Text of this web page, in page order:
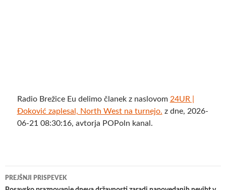
Radio Brežice Eu delimo članek z naslovom 24UR |
Đoković zaplesal, North West na turnejo. z dne, 2026-
06-21 08:30:16, avtorja POPoln kanal.
Krmarjenje
PREJŠNJI PRISPEVEK